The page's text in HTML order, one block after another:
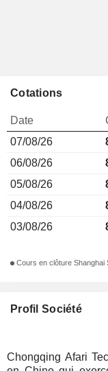
Profil Société
Chongqing Afari
Cotations
Date
07/08/26
06/08/26
05/08/26
04/08/26
03/08/26
Cours en clôture Shanghai